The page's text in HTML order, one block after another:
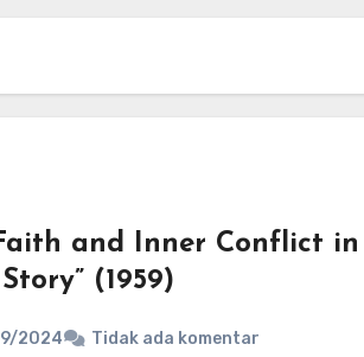
and Inner Conflict in
(1959)
2024 Tidak ada komentar